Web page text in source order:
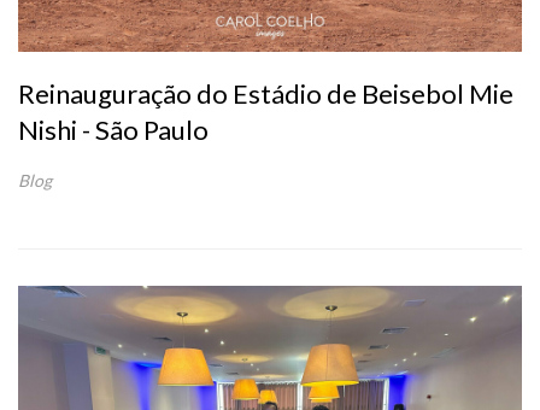
Reinauguração do Estádio de Beisebol Mie
Nishi - São Paulo
Blog